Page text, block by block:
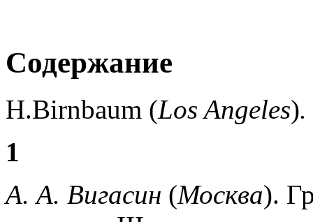
Содержание
H.Birnbaum (Los Angeles).
1
А. А. Вигасин (Москва).